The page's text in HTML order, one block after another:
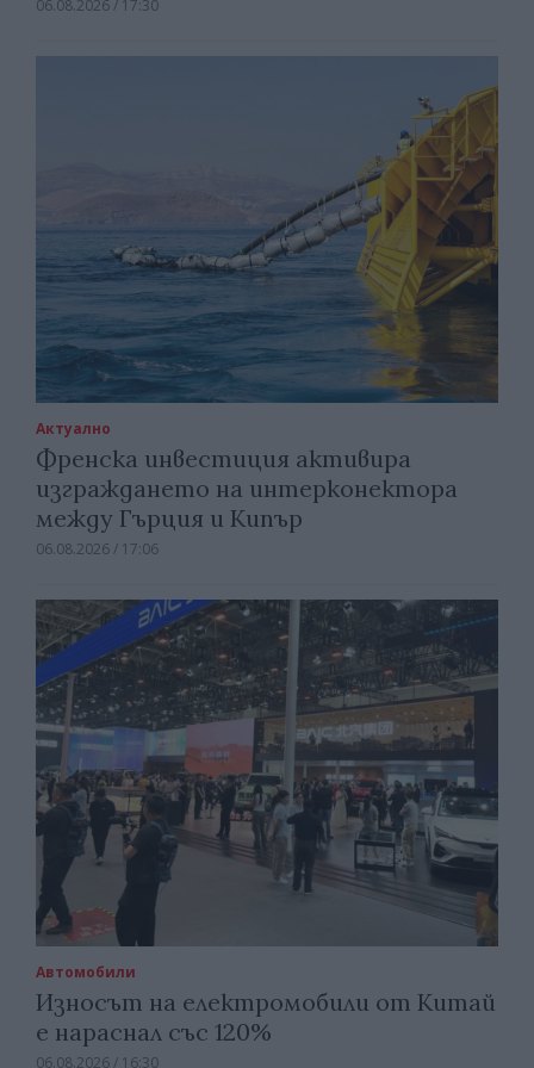
06.08.2026 / 17:30
Актуално
Френска инвестиция активира
изграждането на интерконектора
между Гърция и Кипър
06.08.2026 / 17:06
Автомобили
Износът на електромобили от Китай
е нараснал със 120%
06.08.2026 / 16:30